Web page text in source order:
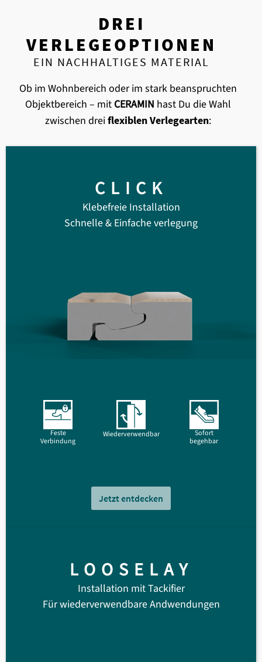
DREI
VERLEGEOPTIONEN
EIN NACHHALTIGES MATERIAL
Ob im Wohnbereich oder im stark beanspruchten
Objektbereich – mit CERAMIN hast Du die Wahl
zwischen dreiflexiblen Verlegearten:
CLICK
Klebefreie Installation
Schnelle & Einfache verlegung
Feste
Verbindung
Wiederverwendbar
Sofort
begehbar
Jetzt entdecken
LOOSELAY
Installation mit Tackifier
Für wiederverwendbare Andwendungen